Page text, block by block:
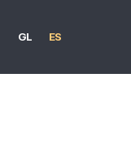
GL ES